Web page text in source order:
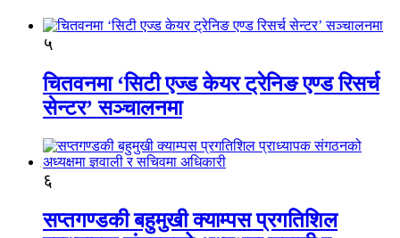
५
चितवनमा ‘सिटी एज्ड केयर ट्रेनिङ एण्ड रिसर्च
सेन्टर’ सञ्चालनमा
६
सप्तगण्डकी बहुमुखी क्याम्पस प्रगतिशिल